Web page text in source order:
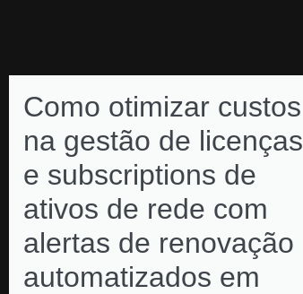
Como otimizar custos
na gestão de licenças
e subscriptions de
ativos de rede com
alertas de renovação
automatizados em